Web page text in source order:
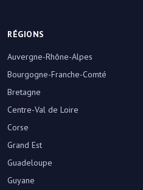
RÉGIONS
Auvergne-Rhône-Alpes
Bourgogne-Franche-Comté
Bretagne
Centre-Val de Loire
Corse
Grand Est
Guadeloupe
Guyane